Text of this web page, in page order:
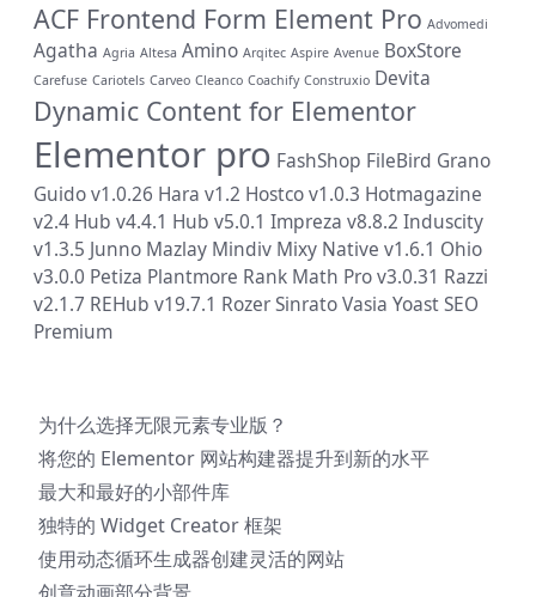
ACF Frontend Form Element Pro Advomedi
Agatha Agria Altesa Amino Arqitec Aspire Avenue BoxStore
Carefuse Cariotels Carveo Cleanco Coachify Construxio Devita
Dynamic Content for Elementor
Elementor pro FashShop FileBird Grano
Guido v1.0.26 Hara v1.2 Hostco v1.0.3 Hotmagazine
v2.4 Hub v4.4.1 Hub v5.0.1 Impreza v8.8.2 Induscity
v1.3.5 Junno Mazlay Mindiv Mixy Native v1.6.1 Ohio
v3.0.0 Petiza Plantmore Rank Math Pro v3.0.31 Razzi
v2.1.7 REHub v19.7.1 RozerSinratoVasia Yoast SEO
Premium
为什么选择无限元素专业版？
将您的 Elementor 网站构建器提升到新的水平
最大和最好的小部件库
独特的 Widget Creator 框架
使用动态循环生成器创建灵活的网站